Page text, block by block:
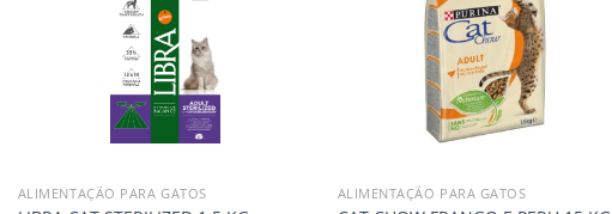
ALIMENTAÇÃO PARA GATOS ALIMENTAÇÃO PARA GATOS